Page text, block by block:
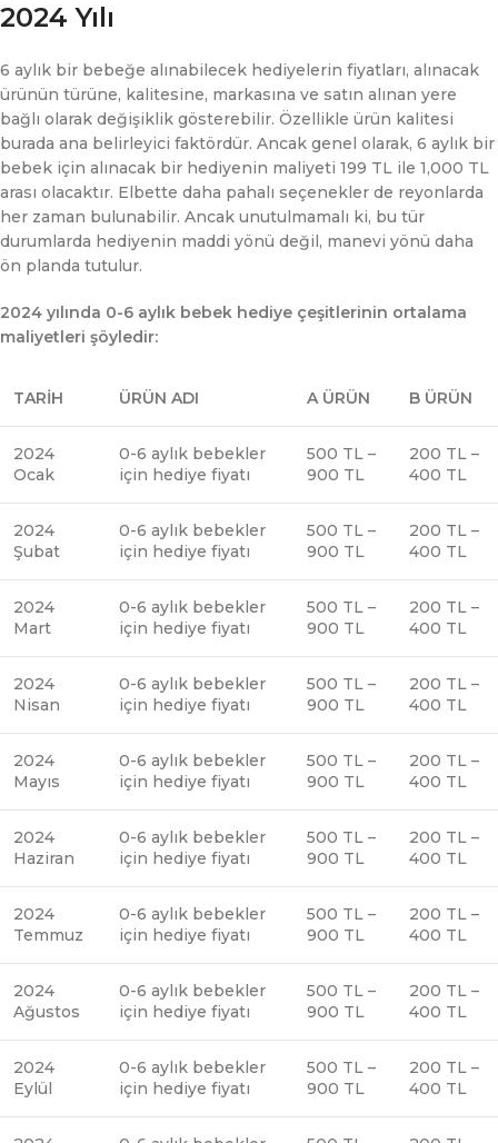
2024 Yılı
6 aylık bir bebeğe alınabilecek hediyelerin fiyatları, alınacak
ürünün türüne, kalitesine, markasına ve satın alınan yere
bağlı olarak değişiklik gösterebilir. Özellikle ürün kalitesi
burada ana belirleyici faktördür. Ancak genel olarak, 6 aylık bir
bebek için alınacak bir hediyenin maliyeti 199 TL ile 1,000 TL
arası olacaktır. Elbette daha pahalı seçenekler de reyonlarda
her zaman bulunabilir. Ancak unutulmamalı ki, bu tür
durumlarda hediyenin maddi yönü değil, manevi yönü daha
ön planda tutulur.
2024 yılında 0-6 aylık bebek hediye çeşitlerinin ortalama
maliyetleri şöyledir:
TARİH ÜRÜN ADI A ÜRÜN B ÜRÜN
2024
Ocak
0-6 aylık bebekler
için hediye fiyatı
500 TL –
900 TL
200 TL –
400 TL
2024
Şubat
0-6 aylık bebekler
için hediye fiyatı
500 TL –
900 TL
200 TL –
400 TL
2024
Mart
0-6 aylık bebekler
için hediye fiyatı
500 TL –
900 TL
200 TL –
400 TL
2024
Nisan
0-6 aylık bebekler
için hediye fiyatı
500 TL –
900 TL
200 TL –
400 TL
2024
Mayıs
0-6 aylık bebekler
için hediye fiyatı
500 TL –
900 TL
200 TL –
400 TL
2024
Haziran
0-6 aylık bebekler
için hediye fiyatı
500 TL –
900 TL
200 TL –
400 TL
2024
Temmuz
0-6 aylık bebekler
için hediye fiyatı
500 TL –
900 TL
200 TL –
400 TL
2024
Ağustos
0-6 aylık bebekler
için hediye fiyatı
500 TL –
900 TL
200 TL –
400 TL
2024
Eylül
0-6 aylık bebekler
için hediye fiyatı
500 TL –
900 TL
200 TL –
400 TL